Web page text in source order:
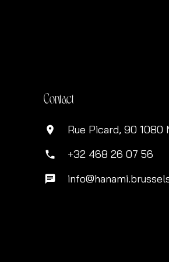
Contact
location_on Rue Picard, 90 1080
phone +32 468 26 07 56
chat